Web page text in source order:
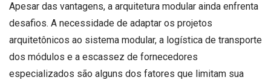
Apesar das vantagens, a arquitetura modular ainda enfrenta
desafios. A necessidade de adaptar os projetos
arquitetônicos ao sistema modular, a logística de transporte
dos módulos e a escassez de fornecedores
especializados são alguns dos fatores que limitam sua